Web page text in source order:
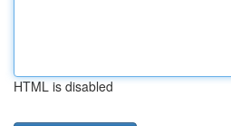
HTML is disabled